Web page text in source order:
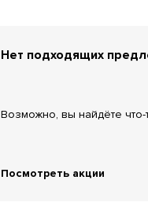
Нет подходящих
Возможно, вы найдёте что-
Посмотреть акции